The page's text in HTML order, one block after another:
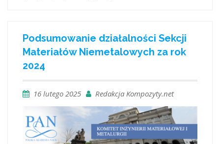
Podsumowanie działalności Sekcji
Materiałów Niemetalowych za rok
2024
16 lutego 2025 Redakcja Kompozyty.net